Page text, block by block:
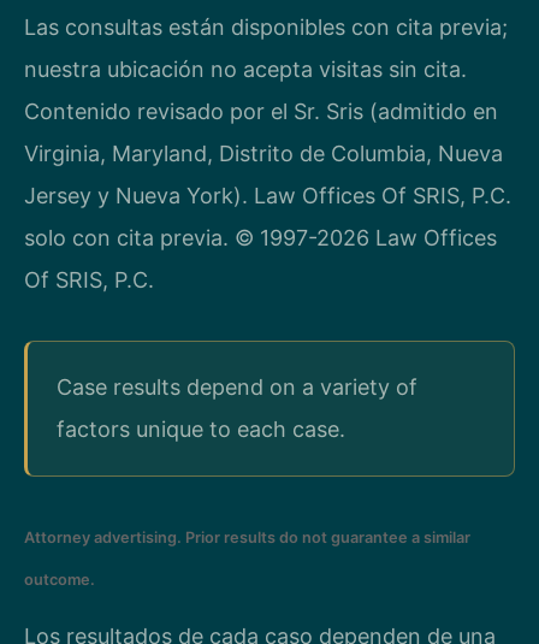
Las consultas están disponibles con cita previa;
nuestra ubicación no acepta visitas sin cita.
Contenido revisado por el Sr. Sris (admitido en
Virginia, Maryland, Distrito de Columbia, Nueva
Jersey y Nueva York). Law Offices Of SRIS, P.C.
solo con cita previa. © 1997-2026 Law Offices
Of SRIS, P.C.
Case results depend on a variety of
factors unique to each case.
Attorney advertising. Prior results do not guarantee a similar
outcome.
Los resultados de cada caso dependen de una